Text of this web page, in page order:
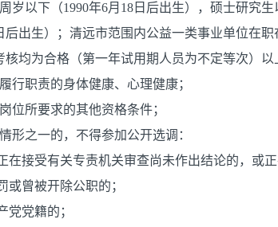
周岁以下（1990年6月18日后出生），硕士研究
后出生）；清远市范围内公益一类事业单位在职
核均为合格（第一年试用期人员为不定等次）以
行职责的身体健康、心理健康；
位所要求的其他资格条件；
形之一的，不得参加公开选调：
在接受有关专责机关审查尚未作出结论的，或
或曾被开除公职的；
党党籍的；